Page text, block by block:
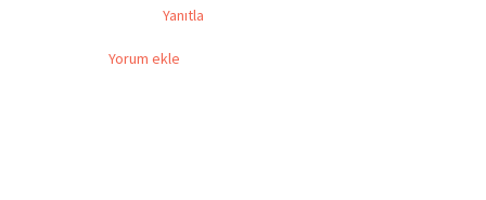
Yanıtla
Yorum ekle